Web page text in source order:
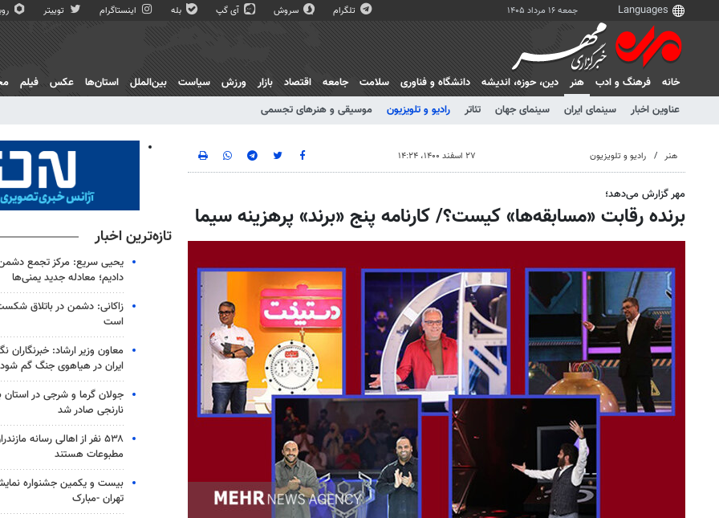
جمعه ۱۶ مرداد ۱۴۰۵ تلگرام سروش آی گپ بله اینستاگرام توییتر
خانه فرهنگ و ادب
هنر
عناوین اخبار
سینمای ایران سینمای جهان تئاتر رادیو و تلویزیون موسیقی و هنرهای تجسمی
دين، حوزه، انديشه دانشگاه و فناوری سلامت جامعه اقتصاد بازار ورزش سیاست بین‌الملل استان‌ها عکس فیلم
هنر رادیو و تلویزیون ۲۷ اسفند ۱۴۰۰، ۱۴:۲۴
مهر گزارش می‌دهد؛
برنده رقابت «مسابقه‌ها» کیست؟/ کارنامه پنج «برند» پرهزینه سیما
تازه‌ترین اخبار
یحیی سریع: مرکز تجمع
دادیم؛ معادله جدید یمنی‌ها
زاکانی: دشمن در باتلاق
است
معاون وزیر ارشاد: خبرنگاران
ایران در هیاهوی جنگ گم شود
جولان گرما و شرجی در استان
نارنجی صادر شد
۵۳۸ نفر از اهالی رسانه
مطبوعات هستند
بیست و یکمین جشنواره
تهران -مبارک